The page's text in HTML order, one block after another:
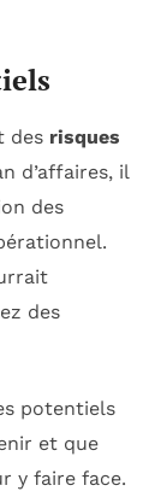
des risques
d’affaires, il
des
des
potentiels
et que
y faire face.